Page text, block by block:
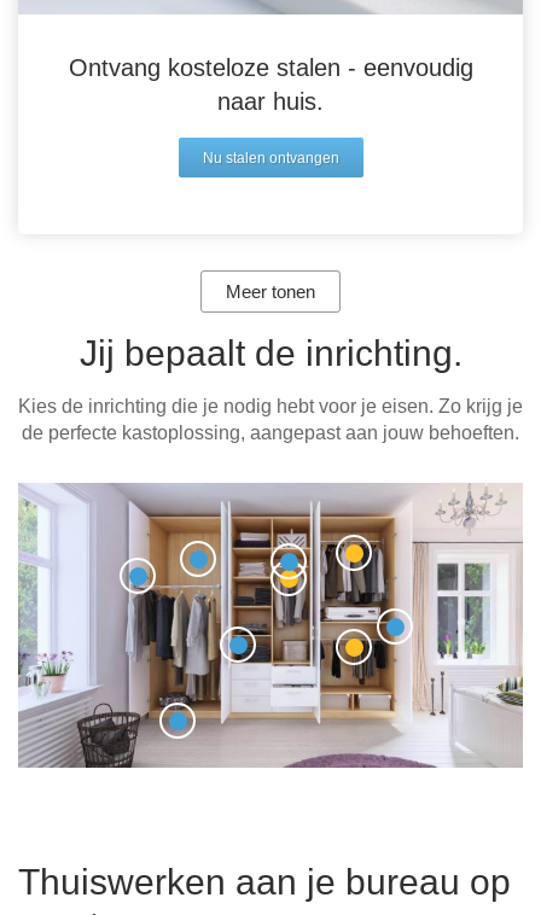
Ontvang kosteloze stalen - eenvoudig
naar huis.
Nu stalen ontvangen
Meer tonen
Jij bepaalt de inrichting.
Kies de inrichting die je nodig hebt voor je eisen. Zo krijg je
de perfecte kastoplossing, aangepast aan jouw behoeften.
Thuiswerken aan je bureau op